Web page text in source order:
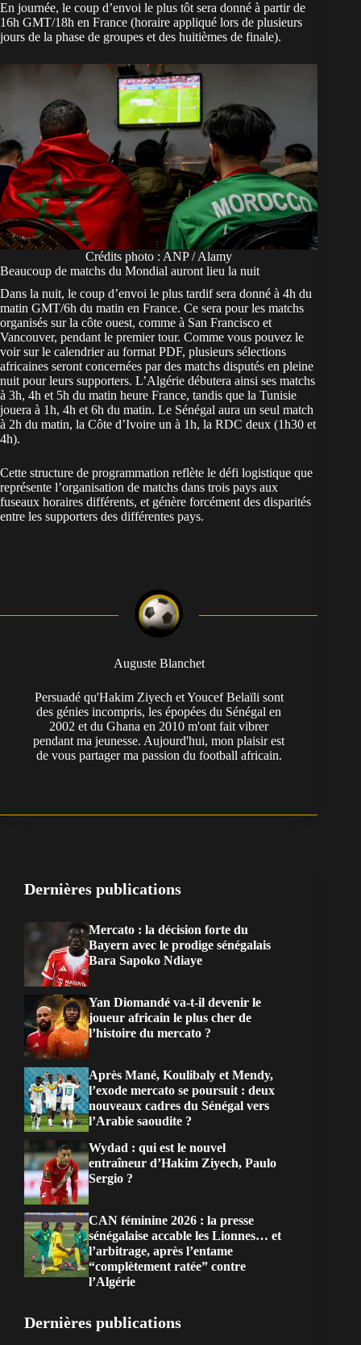
En journée, le coup d’envoi le plus tôt sera donné à partir de
16h GMT/18h en France (horaire appliqué lors de plusieurs
jours de la phase de groupes et des huitièmes de finale).
Crédits photo : ANP / Alamy
Beaucoup de matchs du Mondial auront lieu la nuit
Dans la nuit, le coup d’envoi le plus tardif sera donné à 4h du
matin GMT/6h du matin en France. Ce sera pour les matchs
organisés sur la côte ouest, comme à San Francisco et
Vancouver, pendant le premier tour. Comme vous pouvez le
voir sur le calendrier au format PDF, plusieurs sélections
africaines seront concernées par des matchs disputés en pleine
nuit pour leurs supporters. L’Algérie débutera ainsi ses matchs
à 3h, 4h et 5h du matin heure France, tandis que la Tunisie
jouera à 1h, 4h et 6h du matin. Le Sénégal aura un seul match
à 2h du matin, la Côte d’Ivoire un à 1h, la RDC deux (1h30 et
4h).
Cette structure de programmation reflète le défi logistique que
représente l’organisation de matchs dans trois pays aux
fuseaux horaires différents, et génère forcément des disparités
entre les supporters des différentes pays.
Auguste Blanchet
Persuadé qu'Hakim Ziyech et Youcef Belaïli sont
des génies incompris, les épopées du Sénégal en
2002 et du Ghana en 2010 m'ont fait vibrer
pendant ma jeunesse. Aujourd'hui, mon plaisir est
de vous partager ma passion du football africain.
Dernières publications
Mercato : la décision forte du
Bayern avec le prodige sénégalais
Bara Sapoko Ndiaye
Yan Diomandé va-t-il devenir le
joueur africain le plus cher de
l’histoire du mercato ?
Après Mané, Koulibaly et Mendy,
l’exode mercato se poursuit : deux
nouveaux cadres du Sénégal vers
l’Arabie saoudite ?
Wydad : qui est le nouvel
entraîneur d’Hakim Ziyech, Paulo
Sergio ?
CAN féminine 2026 : la presse
sénégalaise accable les Lionnes… et
l’arbitrage, après l’entame
“complètement ratée” contre
l’Algérie
Dernières publications